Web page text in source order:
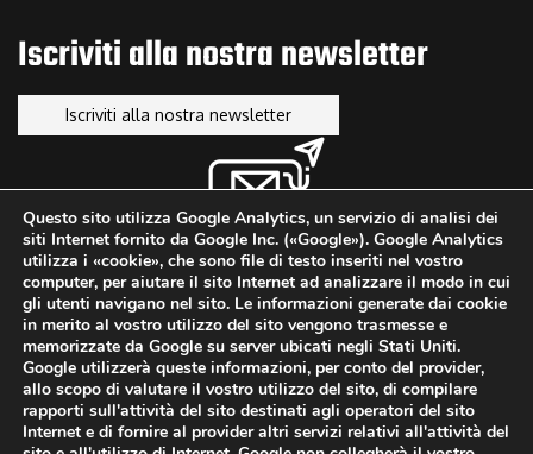
Iscriviti alla nostra newsletter
Iscriviti alla nostra newsletter
Copyright ©2013-2026. A.M.
Informativa Cookie
Questo sito utilizza Google Analytics, un servizio di analisi dei
siti Internet fornito da Google Inc. («Google»). Google Analytics
utilizza i «cookie», che sono file di testo inseriti nel vostro
computer, per aiutare il sito Internet ad analizzare il modo in cui
gli utenti navigano nel sito. Le informazioni generate dai cookie
in merito al vostro utilizzo del sito vengono trasmesse e
memorizzate da Google su server ubicati negli Stati Uniti.
Google utilizzerà queste informazioni, per conto del provider,
allo scopo di valutare il vostro utilizzo del sito, di compilare
rapporti sull'attività del sito destinati agli operatori del sito
Internet e di fornire al provider altri servizi relativi all'attività del